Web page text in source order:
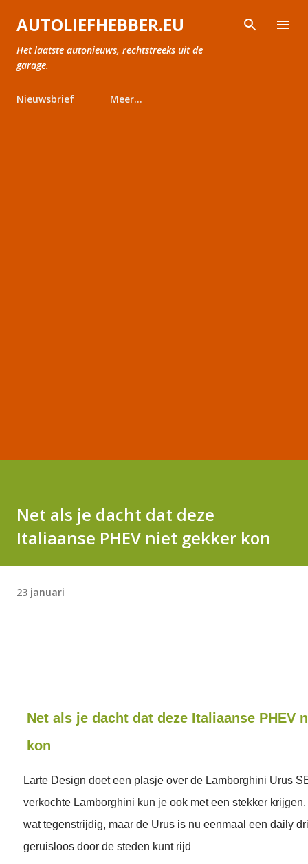
Doorgaan naar hoofdcontent
AUTOLIEFHEBBER.EU
Het laatste autonieuws, rechtstreeks uit de
garage.
Nieuwsbrief Meer…
Net als je dacht dat deze
Italiaanse PHEV niet gekker kon
23 januari
Net als je dacht dat deze Italiaanse PHEV
kon
Larte Design doet een plasje over de Lamborghini Urus
verkochte Lamborghini kun je ook met een stekker
wat tegenstrijdig, maar de Urus is nu eenmaal een daily
geruisloos door de steden kunt rijd